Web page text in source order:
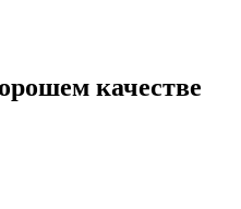
качестве